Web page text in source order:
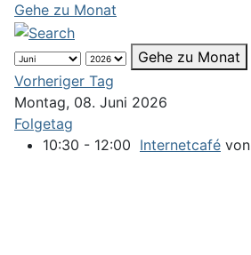
Gehe zu Monat
Gehe zu Monat
Vorheriger Tag
Montag, 08. Juni 2026
Folgetag
10:30 - 12:00 Internetcafé von